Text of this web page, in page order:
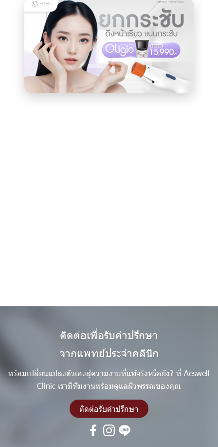
ติดต่อเพื่อรับคำปรึกษา
จากแพทย์ประจำคลินิก
พร้อมเปลี่ยนแปลงตัวเองสู่ความงามที่แท้จริงหรือยัง? ที่ Aeswell
Clinic เรามีทีมงานพร้อมดูแลผิวพรรณของคุณ
ติดต่อรับคำปรึกษา